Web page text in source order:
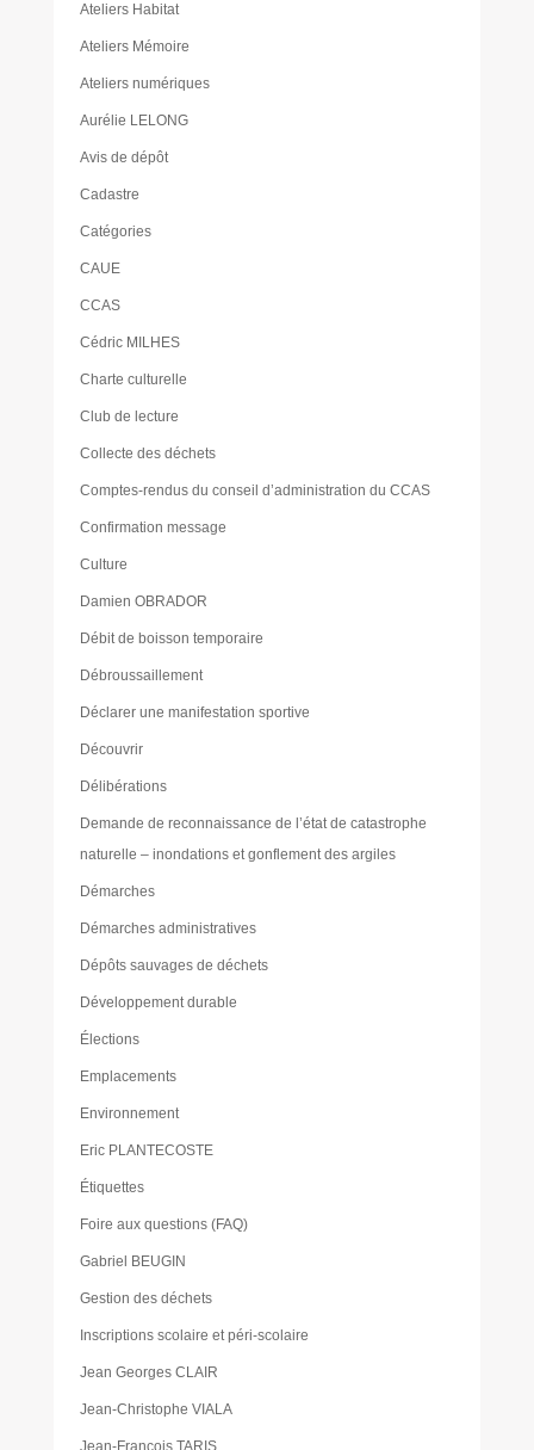
Ateliers Habitat
Ateliers Mémoire
Ateliers numériques
Aurélie LELONG
Avis de dépôt
Cadastre
Catégories
CAUE
CCAS
Cédric MILHES
Charte culturelle
Club de lecture
Collecte des déchets
Comptes-rendus du conseil d’administration du CCAS
Confirmation message
Culture
Damien OBRADOR
Débit de boisson temporaire
Débroussaillement
Déclarer une manifestation sportive
Découvrir
Délibérations
Demande de reconnaissance de l’état de catastrophe
naturelle – inondations et gonflement des argiles
Démarches
Démarches administratives
Dépôts sauvages de déchets
Développement durable
Élections
Emplacements
Environnement
Eric PLANTECOSTE
Étiquettes
Foire aux questions (FAQ)
Gabriel BEUGIN
Gestion des déchets
Inscriptions scolaire et péri-scolaire
Jean Georges CLAIR
Jean-Christophe VIALA